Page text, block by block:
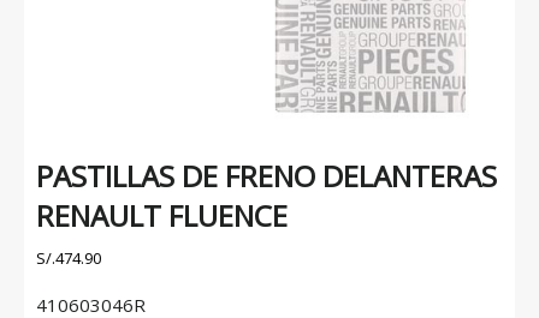
PASTILLAS DE FRENO DELANTERAS
RENAULT FLUENCE
S/.474.90
410603046R